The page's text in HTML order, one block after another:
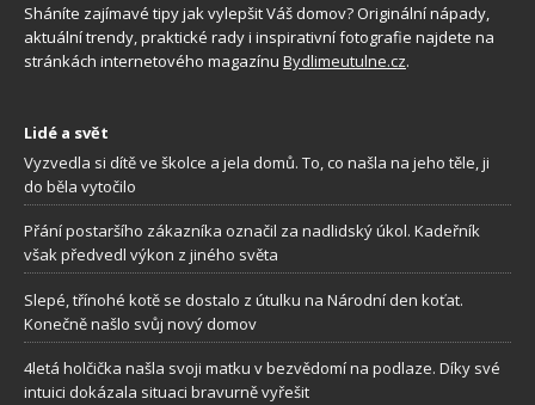
Sháníte zajímavé tipy jak vylepšit Váš domov? Originální nápady,
aktuální trendy, praktické rady i inspirativní fotografie najdete na
stránkách internetového magazínu Bydlimeutulne.cz.
Lidé a svět
Vyzvedla si dítě ve školce a jela domů. To, co našla na jeho těle, ji
do běla vytočilo
Přání postaršího zákazníka označil za nadlidský úkol. Kadeřník
však předvedl výkon z jiného světa
Slepé, třínohé kotě se dostalo z útulku na Národní den koťat.
Konečně našlo svůj nový domov
4letá holčička našla svoji matku v bezvědomí na podlaze. Díky své
intuici dokázala situaci bravurně vyřešit